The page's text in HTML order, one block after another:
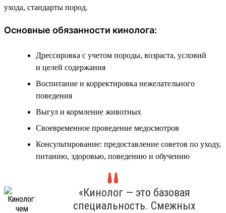
ухода, стандарты пород.
Основные обязанности кинолога:
Дрессировка с учетом породы, возраста, условий
и целей содержания
Воспитание и корректировка нежелательного
поведения
Выгул и кормление животных
Своевременное проведение медосмотров
Консультирование: предоставление советов по уходу,
питанию, здоровью, поведению и обучению
«Кинолог — это базовая
специальность. Смежных